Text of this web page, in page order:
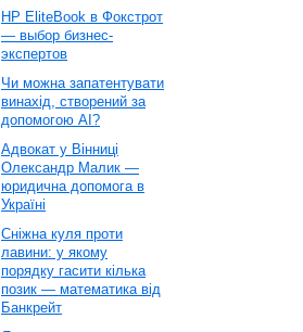
HP EliteBook в Фокстрот
— выбор бизнес-
экспертов
Чи можна запатентувати
винахід, створений за
допомогою AI?
Адвокат у Вінниці
Олександр Малик —
юридична допомога в
Україні
Сніжна куля проти
лавини: у якому
порядку гасити кілька
позик — математика від
Банкрейт